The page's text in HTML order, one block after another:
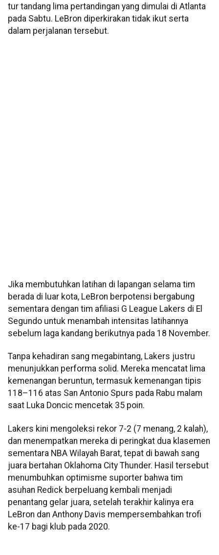
tur tandang lima pertandingan yang dimulai di Atlanta
pada Sabtu. LeBron diperkirakan tidak ikut serta
dalam perjalanan tersebut.
Jika membutuhkan latihan di lapangan selama tim
berada di luar kota, LeBron berpotensi bergabung
sementara dengan tim afiliasi G League Lakers di El
Segundo untuk menambah intensitas latihannya
sebelum laga kandang berikutnya pada 18 November.
Tanpa kehadiran sang megabintang, Lakers justru
menunjukkan performa solid. Mereka mencatat lima
kemenangan beruntun, termasuk kemenangan tipis
118–116 atas San Antonio Spurs pada Rabu malam
saat Luka Doncic mencetak 35 poin.
Lakers kini mengoleksi rekor 7-2 (7 menang, 2 kalah),
dan menempatkan mereka di peringkat dua klasemen
sementara NBA Wilayah Barat, tepat di bawah sang
juara bertahan Oklahoma City Thunder. Hasil tersebut
menumbuhkan optimisme suporter bahwa tim
asuhan Redick berpeluang kembali menjadi
penantang gelar juara, setelah terakhir kalinya era
LeBron dan Anthony Davis mempersembahkan trofi
ke-17 bagi klub pada 2020.